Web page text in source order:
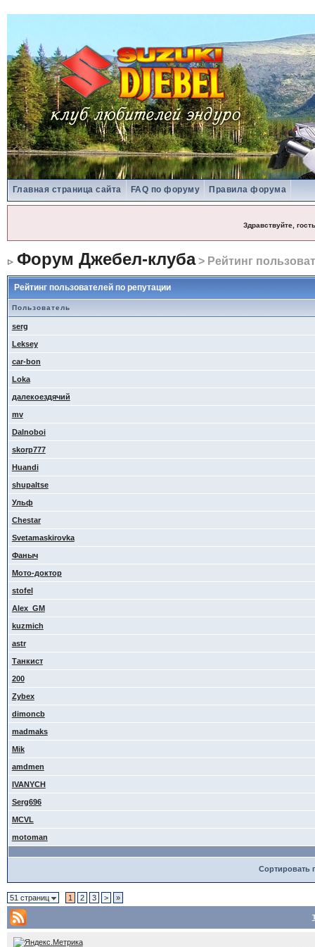
Главная страница сайта FAQ по форуму Правила форума
Здравствуйте, гость
Форум Джебел-клуба> Рейтинг
Рейтинг пользователей по репутации
Пользователь
serg
Leksey
car-bon
Loka
далекоездячий
mv
Dalnoboi
skorp777
Huandi
shupaltse
Ульф
Сhestar
Svetamaskirovka
Фаныч
Мото-доктор
stofel
Alex_GM
kuzmich
astr
Танкист
200
Zybex
dimoncb
madmaks
Mik
amdmen
IVANYCH
Serg696
MCVL
motoman
Сортировать
51 страниц 1 2 3 > »